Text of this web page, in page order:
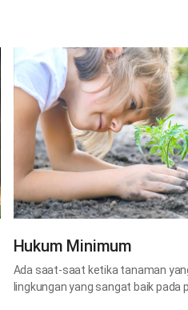
Hukum Minimum
Ada saat-saat ketika tanaman
lingkungan yang sangat baik pada